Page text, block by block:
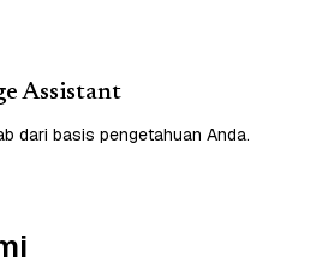
Assistant
dari basis pengetahuan Anda.